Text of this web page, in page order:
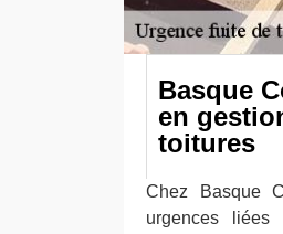
Basque
en
toitures
Chez Basque
urgences